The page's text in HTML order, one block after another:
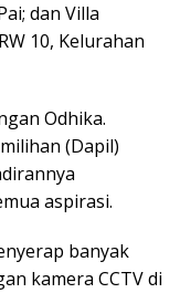
dan Villa
10, Kelurahan
Odhika.
(Dapil)
aspirasi.
banyak
kamera CCTV di